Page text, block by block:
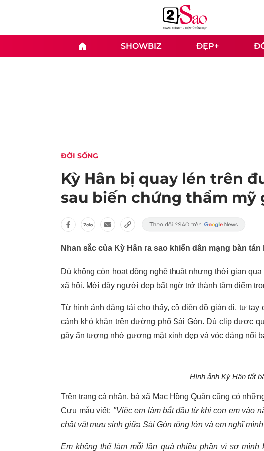
SHOWBIZ ĐẸP+
ĐỜI SỐNG
Kỳ Hân bị quay lén trên
sau biến chứng thẩm mỹ
Nhan sắc của Kỳ Hân ra sao khiến dân mạng bàn
Dù không còn hoạt động nghệ thuật nhưng thời gian qua
xã hội. Mới đây người đẹp bất ngờ trở thành tâm điểm
Từ hình ảnh đăng tải cho thấy, cô diện đồ giản dị, tự
cảnh khó khăn trên đường phố Sài Gòn. Dù clip được
gây ấn tượng nhờ gương mặt xinh đẹp và vóc dáng nổi
Hình ảnh Kỳ Hân tất
Trên trang cá nhân, bà xã Mạc Hồng Quân cũng có
Cựu mẫu viết: "Việc em làm bắt đầu từ khi con em vào
chật vật mưu sinh giữa Sài Gòn rộng lớn và em nghĩ
Em không thể làm mỗi lần quá nhiều phần vì sợ